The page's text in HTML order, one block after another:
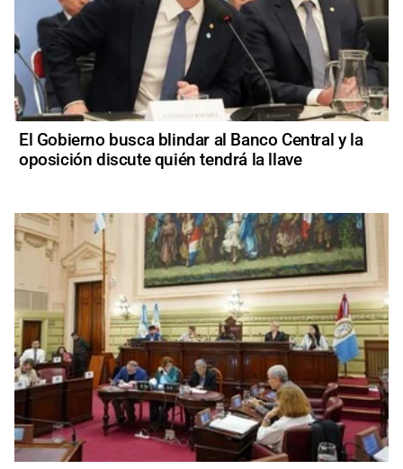
El Gobierno busca blindar al Banco Central y la
oposición discute quién tendrá la llave